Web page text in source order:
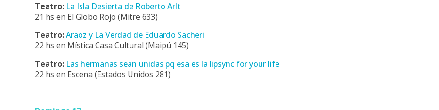
Teatro: La Isla Desierta de Roberto Arlt
21 hs en El Globo Rojo (Mitre 633)
Teatro:Araoz y La Verdad de Eduardo Sacheri
22 hs en Mística Casa Cultural (Maipú 145)
Teatro: Las hermanas sean unidas pq esa es la lipsync for your life
22 hs en Escena (Estados Unidos 281)